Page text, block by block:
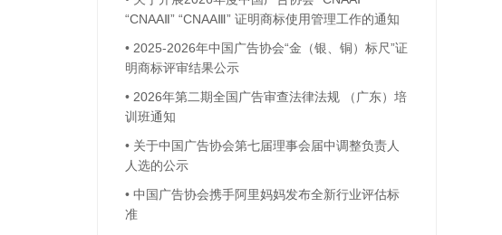
“CNAAⅡ” “CNAAⅢ” 证明商标使用管理工作的通知
• 2025-2026年中国广告协会“金（银、铜）标尺”证
明商标评审结果公示
• 2026年第二期全国广告审查法律法规 （广东）培
训班通知
• 关于中国广告协会第七届理事会届中调整负责人
人选的公示
• 中国广告协会携手阿里妈妈发布全新行业评估标
准